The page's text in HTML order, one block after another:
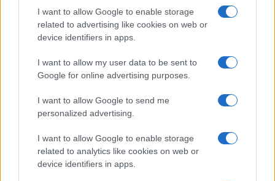
I want to allow Google to enable storage
related to advertising like cookies on web or
device identifiers in apps.
I want to allow my user data to be sent to
Google for online advertising purposes.
I want to allow Google to send me
personalized advertising.
I want to allow Google to enable storage
related to analytics like cookies on web or
device identifiers in apps.
tutte le sue articolazioni, che Meloni vuole
presidiare bene. La corsa a due sarebbe tra
più di ogni altro conosce le pieghe dei
regolamenti parlamentari. Alla Camera è in
vantaggio in leghista Molinari.
#GIORGIA MELONI
#GOVERNO
#MATTEO SALVINI